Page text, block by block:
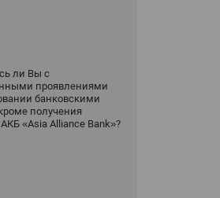
ли Вы с
проявлениями
банковскими
получения
«Asia Alliance Bank»?